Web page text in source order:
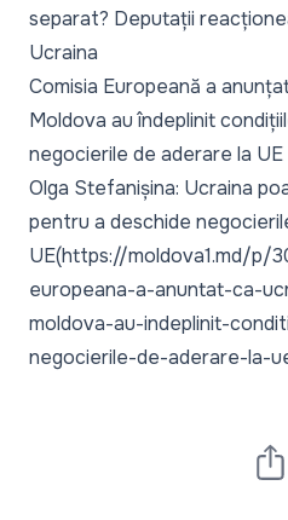
separat? Deputații
Ucraina
Comisia Europeană a
Moldova au îndeplinit
negocierile de aderare la UE
Olga Stefanișina: Ucraina
pentru a deschide
UE(https://moldova1.md/p/
europeana-a-anuntat-ca-
moldova-au-indeplinit-
negocierile-de-aderare-la-